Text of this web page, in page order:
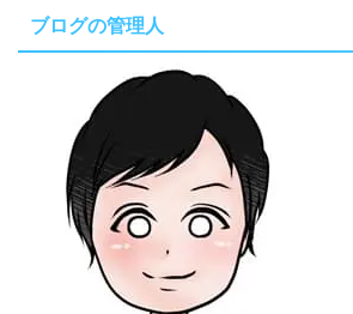
ブログの管理人